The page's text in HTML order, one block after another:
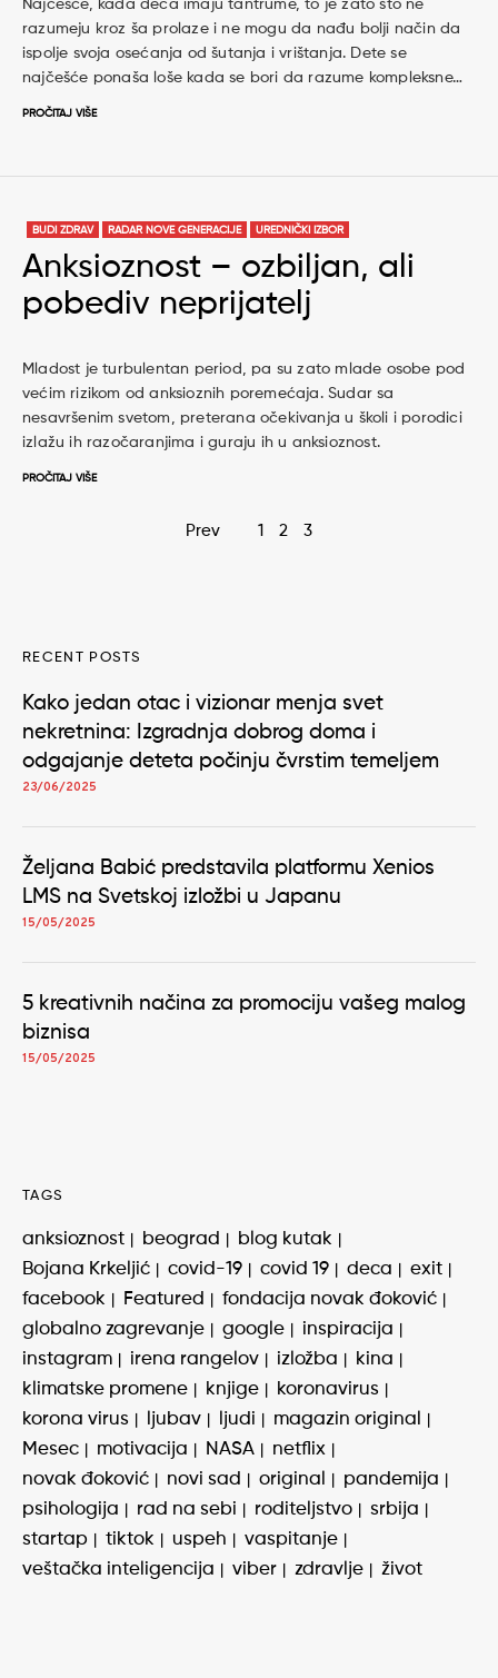
Najčešće, kada deca imaju tantrume, to je zato što ne
razumeju kroz ša prolaze i ne mogu da nađu bolji način da
ispolje svoja osećanja od šutanja i vrištanja. Dete se
najčešće ponaša loše kada se bori da razume kompleksne…
PROČITAJ VIŠE
BUDI ZDRAV RADAR NOVE GENERACIJE UREDNIČKI IZBOR
Anksioznost – ozbiljan, ali
pobediv neprijatelj
Mladost je turbulentan period, pa su zato mlade osobe pod
većim rizikom od anksioznih poremećaja. Sudar sa
nesavršenim svetom, preterana očekivanja u školi i porodici
izlažu ih razočaranjima i guraju ih u anksioznost.
PROČITAJ VIŠE
Prev 1 2 3
RECENT POSTS
Kako jedan otac i vizionar menja svet
nekretnina: Izgradnja dobrog doma i
odgajanje deteta počinju čvrstim temeljem
23/06/2025
Željana Babić predstavila platformu Xenios
LMS na Svetskoj izložbi u Japanu
15/05/2025
5 kreativnih načina za promociju vašeg malog
biznisa
15/05/2025
TAGS
anksioznost beograd
blog kutak
Bojana Krkeljić
covid-19 covid 19 deca
exit
facebook
Featured
fondacija novak đoković
globalno zagrevanje
google
inspiracija
instagram
irena rangelov izložba
kina
klimatske promene
knjige
koronavirus
korona virus
ljubav ljudi
magazin original
Mesec
motivacija NASA
netflix
novak đoković
novi sad original
pandemija
psihologija
rad na sebi roditeljstvo
srbija
startap
tiktok uspeh
vaspitanje
veštačka inteligencija
viber zdravlje život